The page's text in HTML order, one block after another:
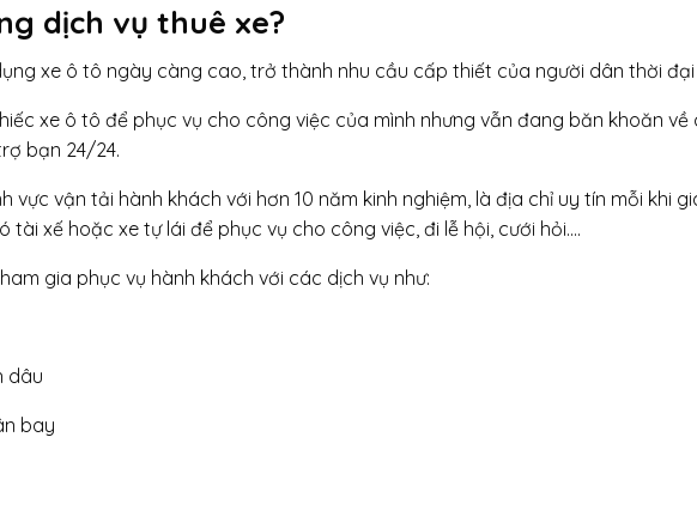
dịch vụ thuê xe?
xe ô tô ngày càng cao, trở thành nhu cầu cấp thiết của người dân thời đại
xe ô tô để phục vụ cho công việc của mình nhưng vẫn đang băn khoăn
bạn 24/24.
vực vận tải hành khách với hơn 10 năm kinh nghiệm, là địa chỉ uy tín mỗi khi
tài xế hoặc xe tự lái để phục vụ cho công việc, đi lễ hội, cưới hỏi….
gia phục vụ hành khách với các dịch vụ như:
dâu
bay